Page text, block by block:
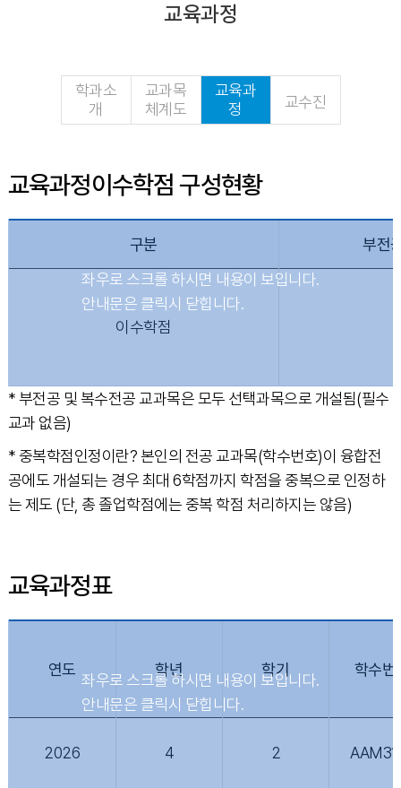
교육과정
학과소
개
교과목
체계도
교육과
정
교수진
교육과정이수학점 구성현황
구분 부전
이수학점
* 부전공 및 복수전공 교과목은 모두 선택과목으로 개설됨(필수
교과 없음)
* 중복학점인정이란? 본인의 전공 교과목(학수번호)이 융합전
공에도 개설되는 경우 최대 6학점까지 학점을 중복으로 인정하
는 제도 (단, 총 졸업학점에는 중복 학점 처리하지는 않음)
교육과정표
연도 학년 학기 학수번
2026 4 2